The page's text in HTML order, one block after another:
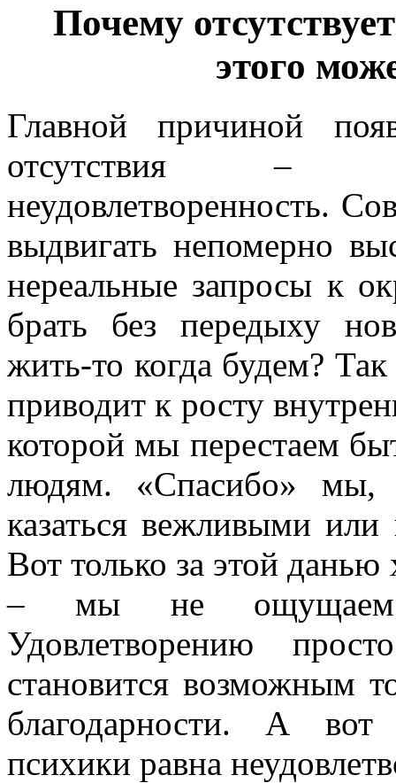
Почему
этого
Главной причиной
отсутствия –
неудовлетворенность.
выдвигать непомерно
нереальные запросы к
брать без передыху
жить-то когда будем? Так
приводит к росту
которой мы перестаем
людям. «Спасибо» мы,
казаться вежливыми или
Вот только за этой
– мы не ощущаем
Удовлетворению
становится возможным
благодарности. А вот
психики равна